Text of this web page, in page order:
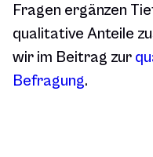
Fragen ergänzen
qualitative Anteile
wir im Beitrag zur
Befragung.